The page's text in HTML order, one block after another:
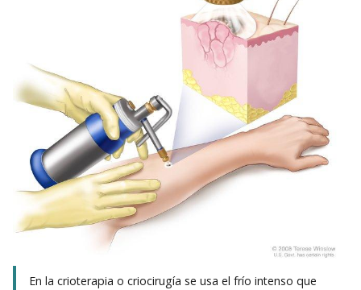
En la crioterapia o criocirugía se usa el frío intenso que